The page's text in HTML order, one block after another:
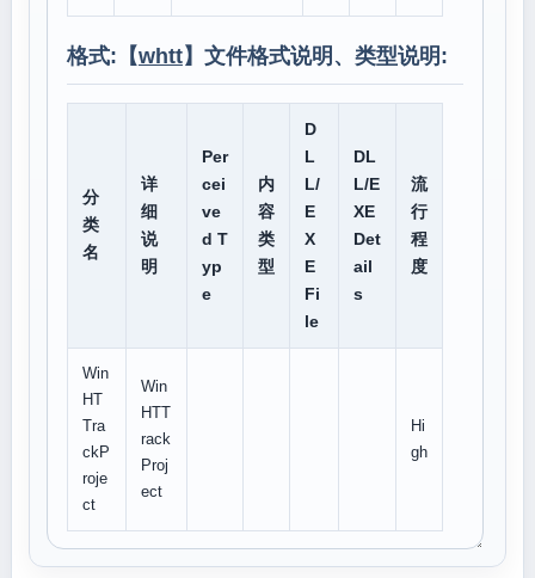
格式:【whtt】文件格式说明、类型说明:
分
类
名
详
细
说
明
Per
cei
ve
d T
yp
e
内
容
类
型
D
L
L/
E
X
E
Fi
le
DL
L/E
XE
Det
ail
s
流
行
程
度
Win
HT
Tra
ckP
roje
ct
Win
HTT
rack
Proj
ect
Hi
gh